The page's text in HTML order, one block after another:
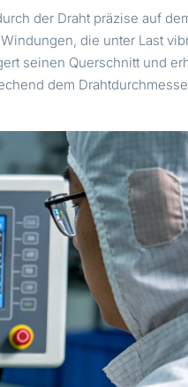
der Draht präzise auf
die unter Last
seinen Querschnitt und
dem